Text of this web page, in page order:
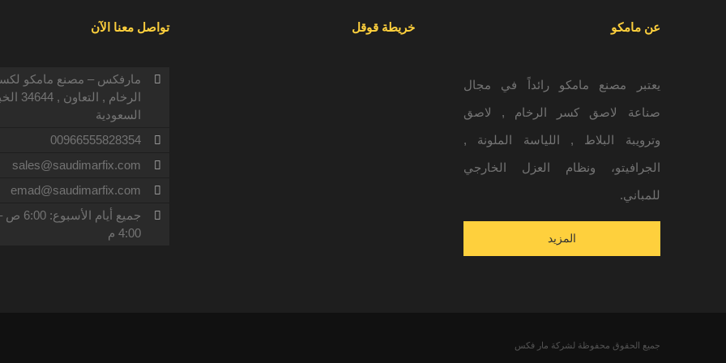
عن مامكو
يعتبر مصنع مامكو رائداً في مجال
صناعة لاصق كسر الرخام , لاصق
وترويبة البلاط , اللياسة الملونة ,
الجرافيتو، ونظام العزل الخارجي
للمباني.
المزيد
خريطة قوقل تواصل معنا الآن
مارفكس – مصنع مامكو
الرخام ,
السعودية
00966555828354
sales@saudimarfix.com
emad@saudimarfix.com
جميع أيام الأسبوع:
4:00 م
جميع الحقوق محفوظة لشركة مار فكس